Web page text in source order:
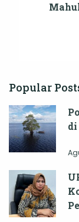
Popular